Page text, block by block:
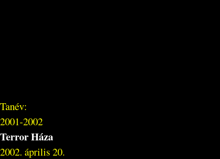
Tanév:
2001-2002
Terror Háza
2002. április 20.